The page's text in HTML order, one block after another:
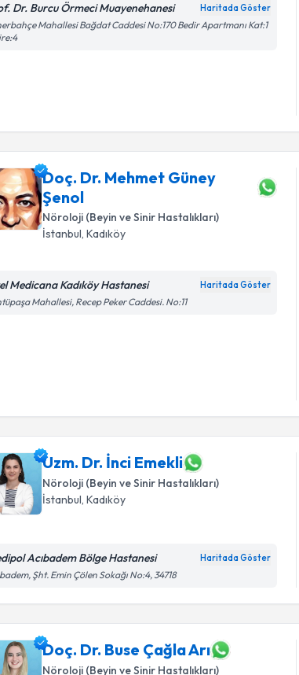
Dr. Burcu Örmeci Muayenehanesi Haritada Göster
Mahallesi Bağdat Caddesi No:170 Bedir Apartmanı Kat:1
Doç. Dr. Mehmet Güney
Şenol
Nöroloji (Beyin ve Sinir Hastalıkları)
İstanbul, Kadıköy
Medicana Kadıköy Hastanesi Haritada Göster
Mahallesi, Recep Peker Caddesi. No:11
Uzm. Dr. İnci Emekli
Nöroloji (Beyin ve Sinir Hastalıkları)
İstanbul , Kadıköy
Acıbadem Bölge Hastanesi Haritada Göster
Şht. Emin Çölen Sokağı No:4, 34718
Doç. Dr. Buse Çağla Arı
Nöroloji (Beyin ve Sinir Hastalıkları)